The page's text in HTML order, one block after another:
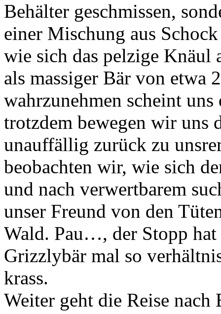
Behälter geschmissen,
einer Mischung aus
wie sich das pelzige
als massiger Bär von
wahrzunehmen scheint
trotzdem bewegen wir uns
unauffällig zurück zu
beobachten wir, wie sich
und nach verwertbarem
unser Freund von den
Wald. Pau…, der Stopp
Grizzlybär mal so
krass.
Weiter geht die Reise